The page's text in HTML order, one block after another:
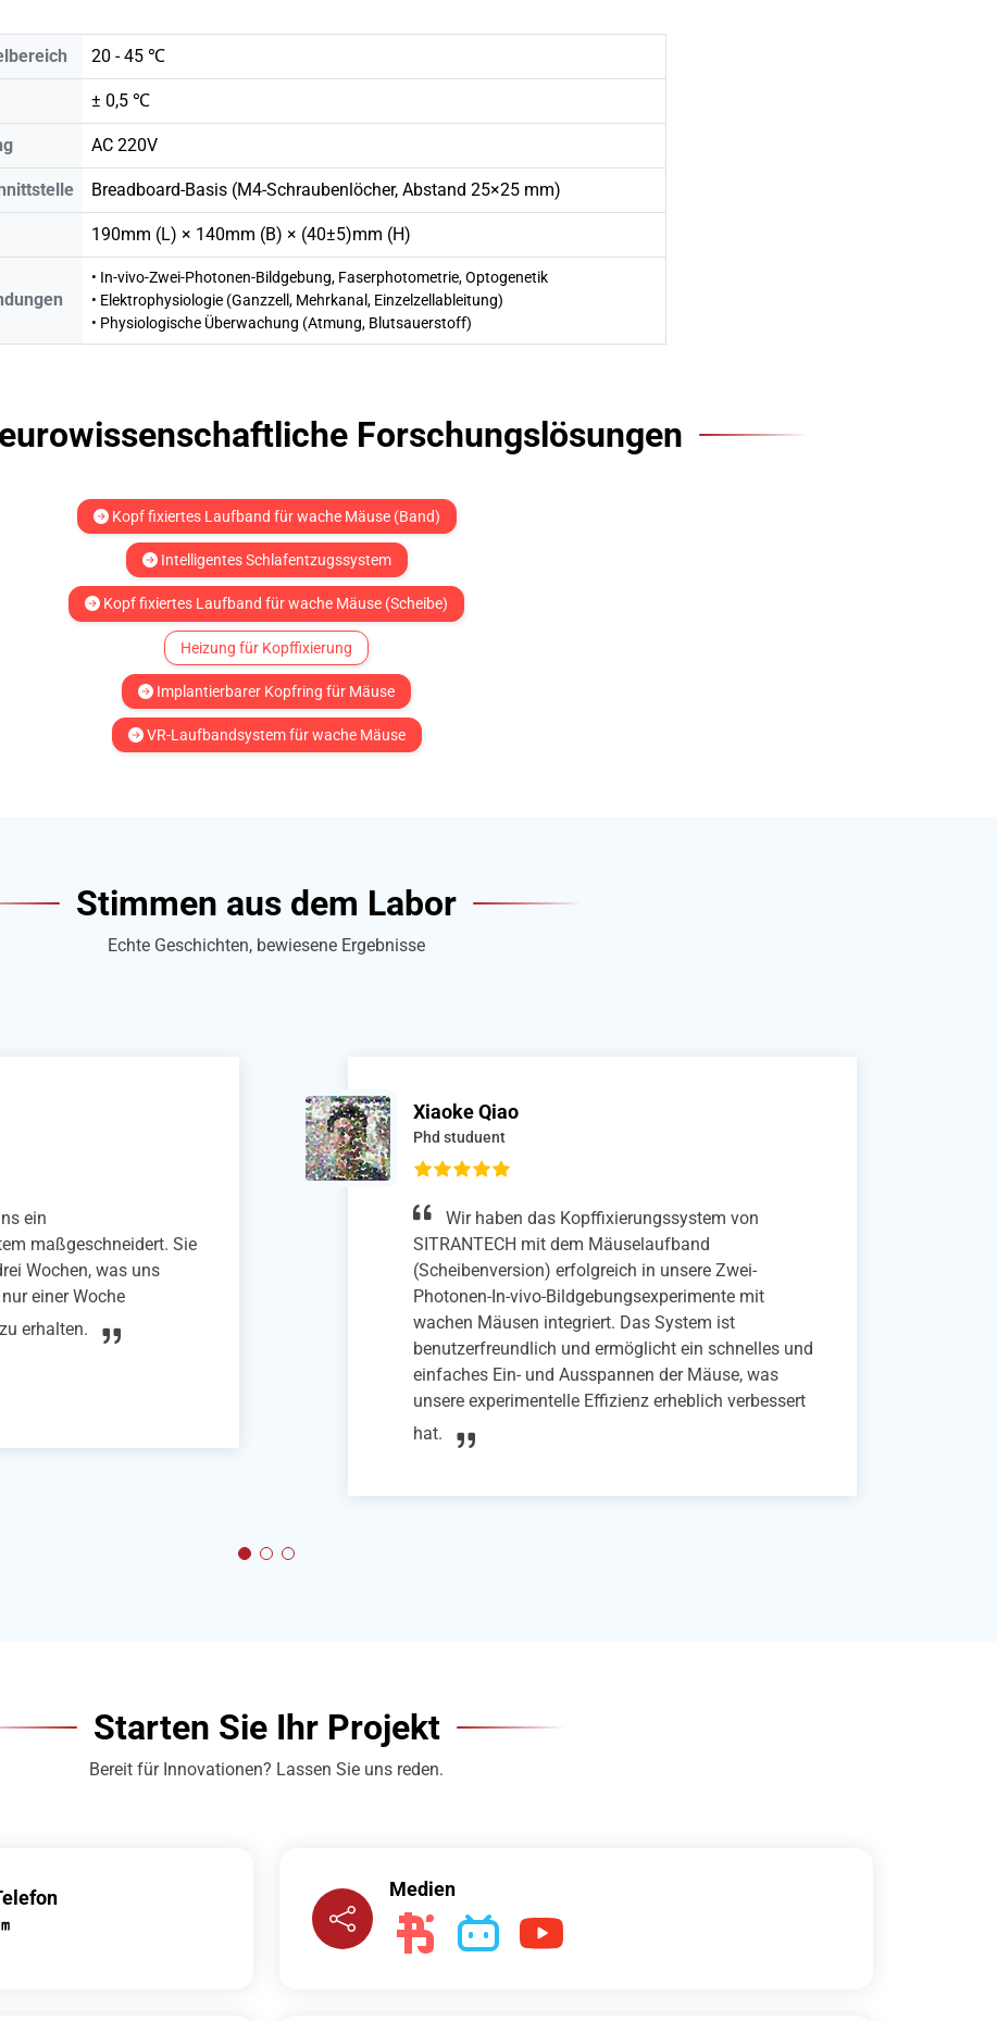
20 - 45 ℃
± 0,5 ℃
AC 220V
Breadboard-Basis (M4-Schraubenlöcher, Abstand 25×25 mm)
190mm (L) × 140mm (B) × (40±5)mm (H)
• In-vivo-Zwei-Photonen-Bildgebung, Faserphotometrie, Optogenetik
• Elektrophysiologie (Ganzzell, Mehrkanal, Einzelzellableitung)
• Physiologische Überwachung (Atmung, Blutsauerstoff)
Forschungslösungen
Kopf fixiertes Laufband für wache Mäuse (Band)
Intelligentes Schlafentzugssystem
Kopf fixiertes Laufband für wache Mäuse (Scheibe)
Heizung für Kopffixierung
Implantierbarer Kopfring für Mäuse
VR-Laufbandsystem für wache Mäuse
Stimmen aus dem Labor
Echte Geschichten, bewiesene Ergebnisse
von
Mäuselaufband
in unsere Zwei-
mit
Das System ist
ermöglicht ein schnelles und
Donghan Mo
Research associate
SITRANTECH hat ein laserbasiertes
Zehenschmerz-Stimulationssystem für Mäuse
maßgeschneidert, das nahtlos mit ihrem Band-
Mäuselaufband in unserem Zwei-Photonen-
Bildgebungsaufbau zusammenarbeitet. Wir können
nun deutlich Kalziumoszillationen in Neuronen
innerhalb des sensorischen Kortex beobachten, die
auf periphere Zehenstimulation reagieren.
Starten Sie Ihr Projekt
Bereit für Innovationen? Lassen Sie uns reden.
Medien